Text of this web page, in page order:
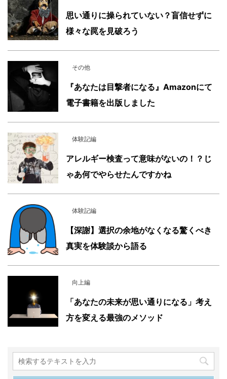
思い通りに操られていない？盲信せずに
様々な罠を見破ろう
その他
『あなたは目撃者になる』Amazonにて
電子書籍を出版しました
体験記編
アレルギー検査って意味がないの！？じ
ゃあ何でやらせたんですかね
体験記編
【深謝】選択の余地がなくなる驚くべき
真実を体験談から語る
向上編
「あなたの未来が思い通りになる」考え
方を変える最強のメソッド